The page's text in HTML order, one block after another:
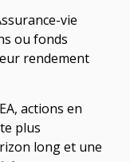
vie
ou fonds
rendement
actions en
plus
long et une